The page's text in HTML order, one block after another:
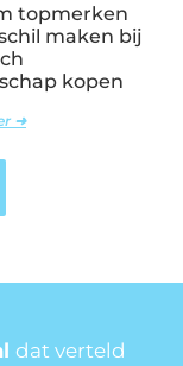
topmerken
maken bij
kopen
➜
dat verteld